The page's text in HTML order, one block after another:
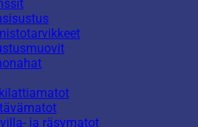
ja räsymatot